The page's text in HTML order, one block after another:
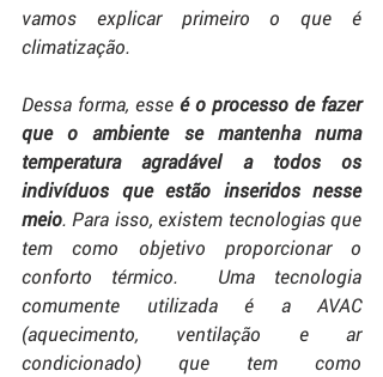
vamos explicar primeiro o que é
climatização.
Dessa forma, esse é o processo de fazer
que o ambiente se mantenha numa
temperatura agradável a todos os
indivíduos que estão inseridos nesse
meio. Para isso, existem tecnologias que
tem como objetivo proporcionar o
conforto térmico.  Uma tecnologia
comumente utilizada é a AVAC
(aquecimento, ventilação e ar
condicionado) que tem como